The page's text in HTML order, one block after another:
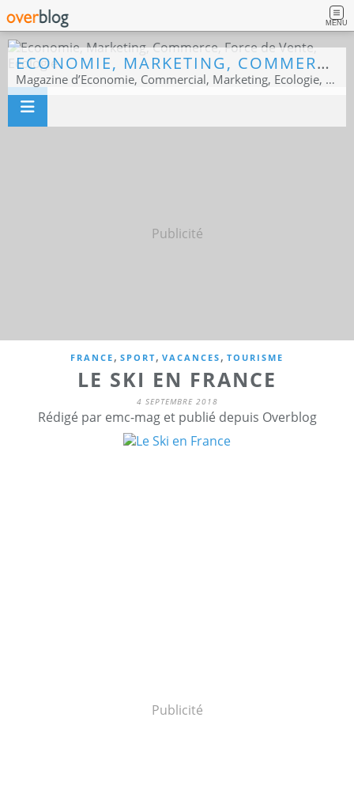
MENU
ECONOMIE, MARKETING, COMMERCE, FORCE DE VENTE, ECOLOGIE
Magazine d’Economie, Commercial, Marketing, Ecologie, Sport business
Publicité
FRANCE , SPORT, VACANCES , TOURISME
LE SKI EN FRANCE
4 SEPTEMBRE 2018
Rédigé par emc-mag et publié depuis Overblog
Publicité